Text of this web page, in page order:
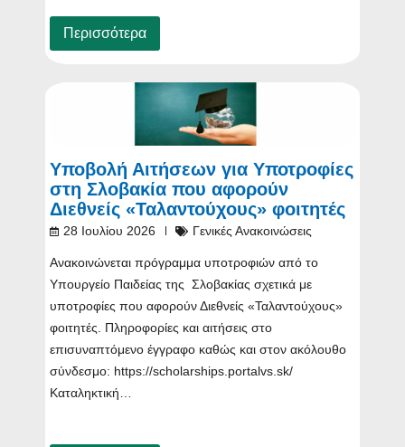
Περισσότερα
Υποβολή Αιτήσεων για Υποτροφίες
στη Σλοβακία που αφορούν
Διεθνείς «Ταλαντούχους» φοιτητές
28 Ιουλίου 2026 Γενικές Ανακοινώσεις
Ανακοινώνεται πρόγραμμα υποτροφιών από το
Υπουργείο Παιδείας της Σλοβακίας σχετικά με
υποτροφίες που αφορούν Διεθνείς «Ταλαντούχους»
φοιτητές. Πληροφορίες και αιτήσεις στο
επισυναπτόμενο έγγραφο καθώς και στον ακόλουθο
σύνδεσμο: https://scholarships.portalvs.sk/
Καταληκτική…